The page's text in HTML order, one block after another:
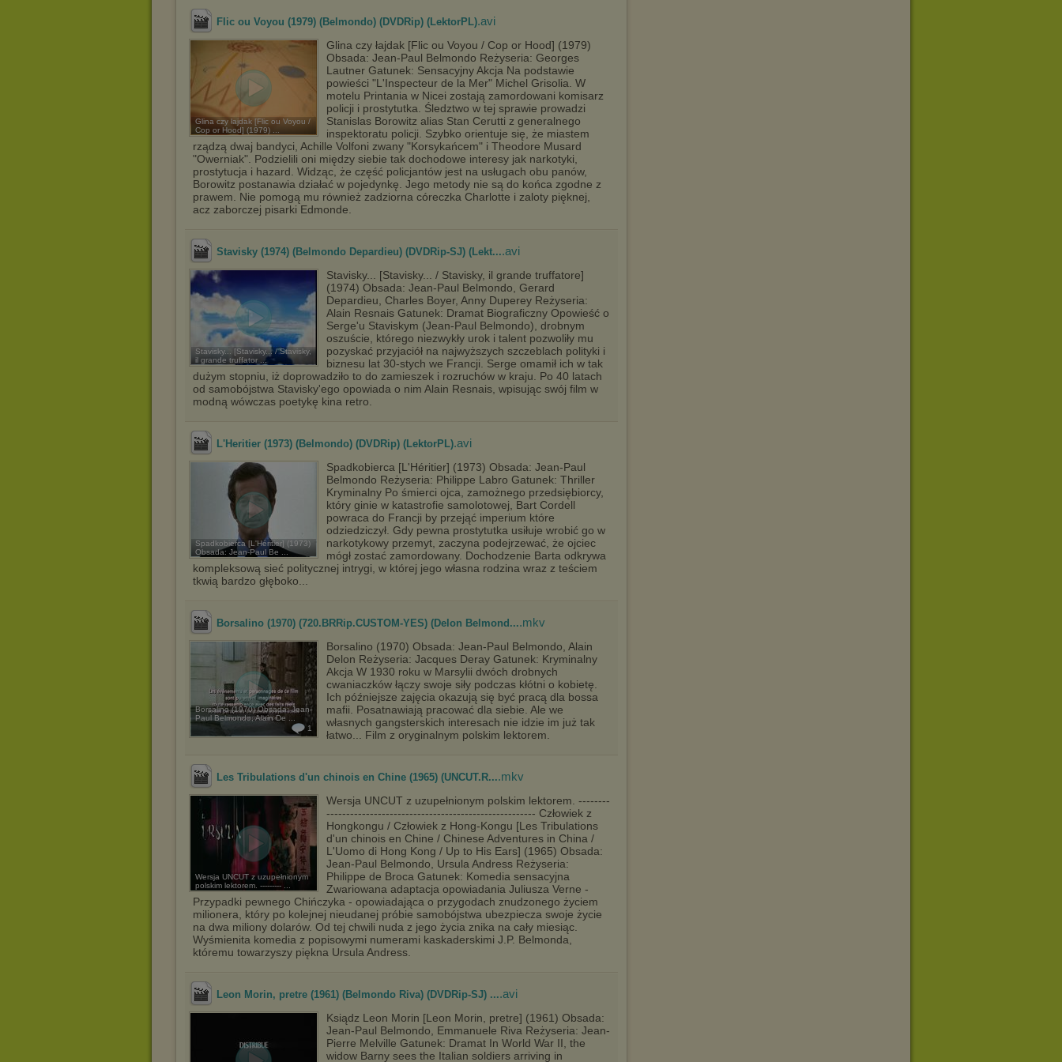
Istnieje możliwość zmiany ustawień przeglądarki internetowej w
urządzeniu końcowym. Można również usunąć pliki cookies,
dokonując odpowiednich zmian w ustawieniach przeglądarki
internetowej.
Pełną informację na ten temat znajdziesz pod adresem
http://chomikuj.pl/PolitykaPrywatnosci.aspx.
Flic ou Voyou (1979) (Belmondo) (DVDRip) (LektorPL).avi
Glina czy łajdak [Flic ou Voyou /
Cop or Hood] (1979) ...
Glina czy łajdak [Flic ou Voyou / Cop or Hood] (1979)
Obsada: Jean-Paul Belmondo Reżyseria: Georges
Lautner Gatunek: Sensacyjny Akcja Na podstawie
powieści "L'Inspecteur de la Mer" Michel Grisolia. W
motelu Printania w Nicei zostają zamordowani komisarz
policji i prostytutka. Śledztwo w tej sprawie prowadzi
Stanislas Borowitz alias Stan Cerutti z generalnego
inspektoratu policji. Szybko orientuje się, że miastem
rządzą dwaj bandyci, Achille Volfoni zwany "Korsykańcem" i Theodore Musard
"Owerniak". Podzielili oni między siebie tak dochodowe interesy jak narkotyki,
prostytucja i hazard. Widząc, że część policjantów jest na usługach obu panów,
Borowitz postanawia działać w pojedynkę. Jego metody nie są do końca zgodne z
prawem. Nie pomogą mu również zadziorna córeczka Charlotte i zaloty pięknej,
acz zaborczej pisarki Edmonde.
Stavisky (1974) (Belmondo Depardieu) (DVDRip-SJ) (Lekt....avi
Stavisky... [Stavisky... / Stavisky,
il grande truffator ...
Stavisky... [Stavisky... / Stavisky, il grande truffatore]
(1974) Obsada: Jean-Paul Belmondo, Gerard
Depardieu, Charles Boyer, Anny Duperey Reżyseria:
Alain Resnais Gatunek: Dramat Biograficzny Opowieść o
Serge'u Staviskym (Jean-Paul Belmondo), drobnym
oszuście, którego niezwykły urok i talent pozwoliły mu
pozyskać przyjaciół na najwyższych szczeblach polityki i
biznesu lat 30-stych we Francji. Serge omamił ich w tak
dużym stopniu, iż doprowadziło to do zamieszek i rozruchów w kraju. Po 40 latach
od samobójstwa Stavisky'ego opowiada o nim Alain Resnais, wpisując swój film w
modną wówczas poetykę kina retro.
L'Heritier (1973) (Belmondo) (DVDRip) (LektorPL).avi
Spadkobierca [L'Héritier] (1973)
Obsada: Jean-Paul Be ...
Spadkobierca [L'Héritier] (1973) Obsada: Jean-Paul
Belmondo Reżyseria: Philippe Labro Gatunek: Thriller
Kryminalny Po śmierci ojca, zamożnego przedsiębiorcy,
który ginie w katastrofie samolotowej, Bart Cordell
powraca do Francji by przejąć imperium które
odziedziczył. Gdy pewna prostytutka usiłuje wrobić go w
narkotykowy przemyt, zaczyna podejrzewać, że ojciec
mógł zostać zamordowany. Dochodzenie Barta odkrywa
kompleksową sieć politycznej intrygi, w której jego własna rodzina wraz z teściem
tkwią bardzo głęboko...
Borsalino (1970) (720.BRRip.CUSTOM-YES) (Delon Belmond....mkv
Borsalino (1970) Obsada: Jean-
Paul Belmondo, Alain De ...
1
Borsalino (1970) Obsada: Jean-Paul Belmondo, Alain
Delon Reżyseria: Jacques Deray Gatunek: Kryminalny
Akcja W 1930 roku w Marsylii dwóch drobnych
cwaniaczków łączy swoje siły podczas kłótni o kobietę.
Ich późniejsze zajęcia okazują się być pracą dla bossa
mafii. Posatnawiają pracować dla siebie. Ale we
własnych gangsterskich interesach nie idzie im już tak
łatwo... Film z oryginalnym polskim lektorem.
Les Tribulations d'un chinois en Chine (1965) (UNCUT.R....mkv
Wersja UNCUT z uzupełnionym
polskim lektorem. --------- ...
Wersja UNCUT z uzupełnionym polskim lektorem. --------
----------------------------------------------------- Człowiek z
Hongkongu / Człowiek z Hong-Kongu [Les Tribulations
d'un chinois en Chine / Chinese Adventures in China /
L'Uomo di Hong Kong / Up to His Ears] (1965) Obsada:
Jean-Paul Belmondo, Ursula Andress Reżyseria:
Philippe de Broca Gatunek: Komedia sensacyjna
Zwariowana adaptacja opowiadania Juliusza Verne -
Przypadki pewnego Chińczyka - opowiadająca o przygodach znudzonego życiem
milionera, który po kolejnej nieudanej próbie samobójstwa ubezpiecza swoje życie
na dwa miliony dolarów. Od tej chwili nuda z jego życia znika na cały miesiąc.
Wyśmienita komedia z popisowymi numerami kaskaderskimi J.P. Belmonda,
któremu towarzyszy piękna Ursula Andress.
Leon Morin, pretre (1961) (Belmondo Riva) (DVDRip-SJ) ....avi
Ksiądz Leon Morin [Leon Morin, pretre] (1961) Obsada:
Jean-Paul Belmondo, Emmanuele Riva Reżyseria: Jean-
Pierre Melville Gatunek: Dramat In World War II, the
widow Barny sees the Italian soldiers arriving in